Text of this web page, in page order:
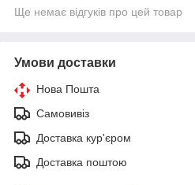
Ще немає відгуків про цей товар
Умови доставки
Нова Пошта
Самовивіз
Доставка кур'єром
Доставка поштою